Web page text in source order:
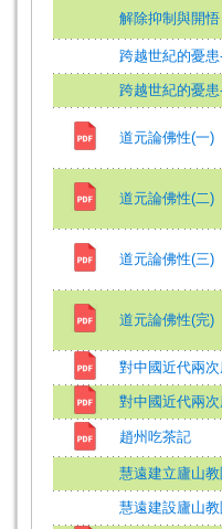
解除抑制與開悟
跨越世紀的憂
跨越世紀的憂
道元論佛性(一)
道元論佛性(二)
道元論佛性(三)
道元論佛性(完)
對中國近代兩
對中國近代兩
趙州吃茶記
慧遠建立廬山
慧遠建設廬山